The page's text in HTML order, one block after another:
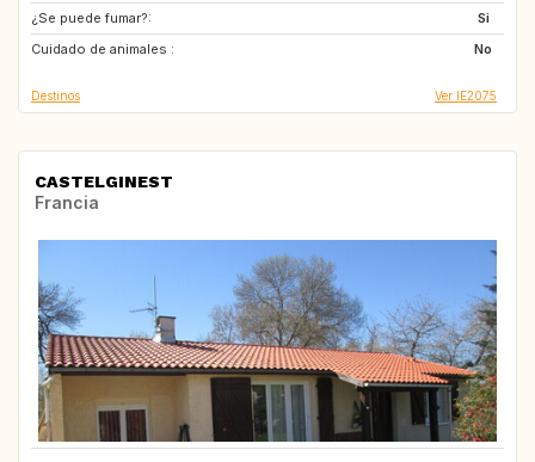
¿Se puede fumar?:
Si
Cuidado de animales :
No
ES
Destinos Ver IE2075
CASTELGINEST
Francia